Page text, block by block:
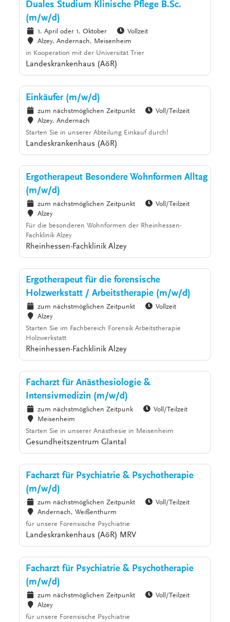
Duales Studium Klinische Pflege B.Sc.
(m/w/d)
1. April oder 1. Oktober
Vollzeit
Alzey, Andernach, Meisenheim
in Kooperation mit der Universität Trier
Landeskrankenhaus (AöR)
Einkäufer (m/w/d)
zum nächstmöglichen Zeitpunkt
Voll/Teilzeit
Alzey, Andernach
Starten Sie in unserer Abteilung Einkauf durch!
Landeskrankenhaus (AöR)
Ergotherapeut Besondere Wohnformen Alltag
(m/w/d)
zum nächstmöglichen Zeitpunkt
Voll/Teilzeit
Alzey
Für die besonderen Wohnformen der Rheinhessen-
Fachklinik Alzey
Rheinhessen-Fachklinik Alzey
Ergotherapeut für die forensische
Holzwerkstatt / Arbeitstherapie (m/w/d)
zum nächstmöglichen Zeitpunkt
Vollzeit
Alzey
Starten Sie im Fachbereich Forensik Arbeitstherapie
Holzwerkstatt
Rheinhessen-Fachklinik Alzey
Facharzt für Anästhesiologie &
Intensivmedizin (m/w/d)
zum nächstmöglichen Zeitpunk
Voll/Teilzeit
Meisenheim
Starten Sie in unserer Anästhesie in Meisenheim
Gesundheitszentrum Glantal
Facharzt für Psychiatrie & Psychotherapie
(m/w/d)
zum nächstmöglichen Zeitpunkt
Voll/Teilzeit
Andernach, Weißenthurm
für unsere Forensische Psychiatrie
Landeskrankenhaus (AöR) MRV
Facharzt für Psychiatrie & Psychotherapie
(m/w/d)
zum nächstmöglichen Zeitpunkt
Voll/Teilzeit
Alzey
für unsere Forensische Psychiatrie